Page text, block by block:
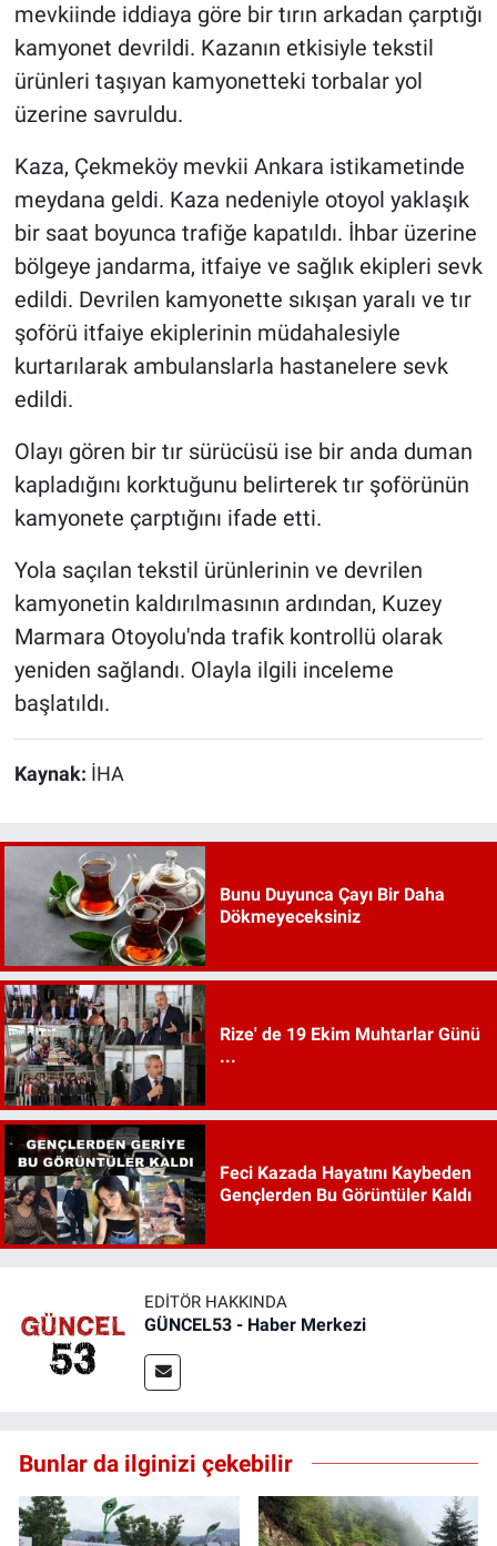
mevkiinde iddiaya göre bir tırın arkadan çarptığı
kamyonet devrildi. Kazanın etkisiyle tekstil
ürünleri taşıyan kamyonetteki torbalar yol
üzerine savruldu.
Kaza, Çekmeköy mevkii Ankara istikametinde
meydana geldi. Kaza nedeniyle otoyol yaklaşık
bir saat boyunca trafiğe kapatıldı. İhbar üzerine
bölgeye jandarma, itfaiye ve sağlık ekipleri sevk
edildi. Devrilen kamyonette sıkışan yaralı ve tır
şoförü itfaiye ekiplerinin müdahalesiyle
kurtarılarak ambulanslarla hastanelere sevk
edildi.
Olayı gören bir tır sürücüsü ise bir anda duman
kapladığını korktuğunu belirterek tır şoförünün
kamyonete çarptığını ifade etti.
Yola saçılan tekstil ürünlerinin ve devrilen
kamyonetin kaldırılmasının ardından, Kuzey
Marmara Otoyolu'nda trafik kontrollü olarak
yeniden sağlandı. Olayla ilgili inceleme
başlatıldı.
Kaynak: İHA
Bunu Duyunca Çayı Bir Daha
Dökmeyeceksiniz
Rize' de 19 Ekim Muhtarlar Günü
...
Feci Kazada Hayatını Kaybeden
Gençlerden Bu Görüntüler Kaldı
EDITÖR HAKKINDA
GÜNCEL53 - Haber Merkezi
Bunlar da ilginizi çekebilir